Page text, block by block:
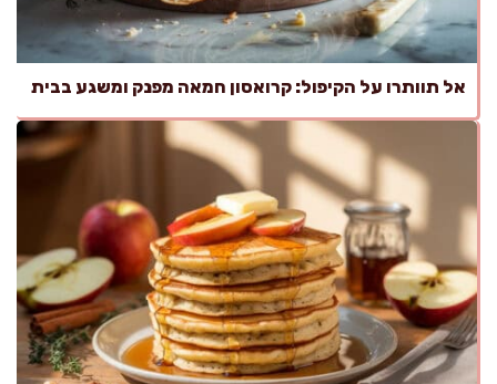
אל תוותרו על הקיפול: קרואסון חמאה מפנק ומשגע בבית